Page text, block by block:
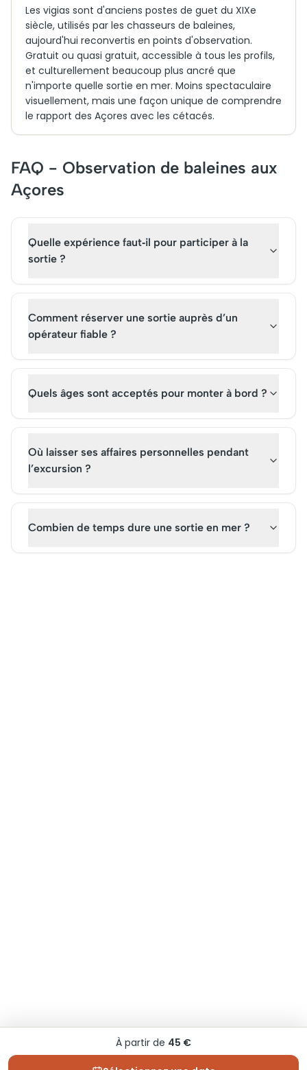
Les vigias sont d'anciens postes de guet du XIXe
siècle, utilisés par les chasseurs de baleines,
aujourd'hui reconvertis en points d'observation.
Gratuit ou quasi gratuit, accessible à tous les profils,
et culturellement beaucoup plus ancré que
n'importe quelle sortie en mer. Moins spectaculaire
visuellement, mais une façon unique de comprendre
le rapport des Açores avec les cétacés.
FAQ - Observation de baleines aux
Açores
Quelle expérience faut‑il pour participer à la
sortie ?
Comment réserver une sortie auprès d’un
opérateur fiable ?
Quels âges sont acceptés pour monter à bord ?
Où laisser ses affaires personnelles pendant
l’excursion ?
Combien de temps dure une sortie en mer ?
À partir de 45 €